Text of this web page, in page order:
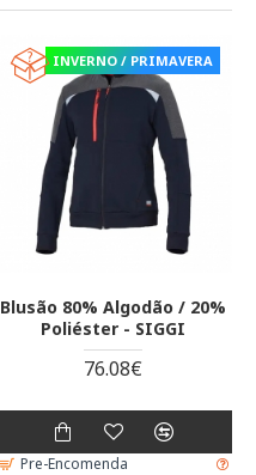
INVERNO / PRIMAVERA
Blusão 80% Algodão / 20%
Poliéster - SIGGI
76.08€
Pre-Encomenda